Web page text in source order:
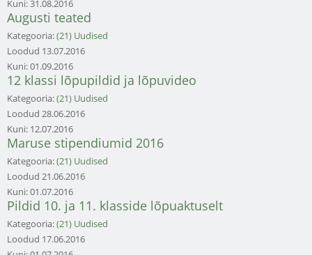
Kuni:31.08.2016
Augusti teated
Kategooria:(21) Uudised
Loodud 13.07.2016
Kuni:01.09.2016
12 klassi lõpupildid ja lõpuvideo
Kategooria:(21) Uudised
Loodud 28.06.2016
Kuni: 12.07.2016
Maruse stipendiumid 2016
Kategooria:(21) Uudised
Loodud 21.06.2016
Kuni:01.07.2016
Pildid 10. ja 11. klasside lõpuaktuselt
Kategooria:(21) Uudised
Loodud 17.06.2016